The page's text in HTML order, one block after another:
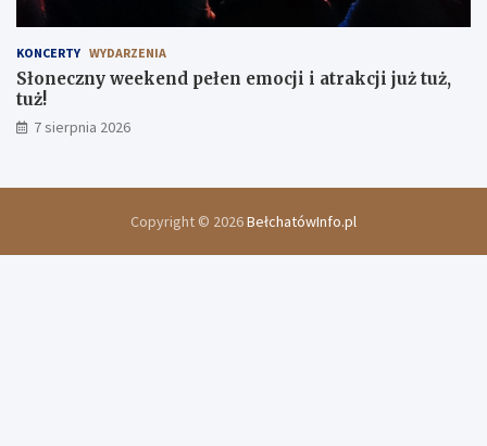
KONCERTY WYDARZENIA
Słoneczny weekend pełen emocji i atrakcji już tuż,
tuż!
7 sierpnia 2026
Copyright © 2026BełchatówInfo.pl